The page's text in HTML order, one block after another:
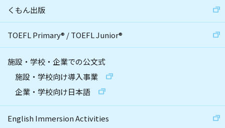
くもん出版
TOEFL Primary® /TOEFL Junior®
施設・学校・企業での公文式
施設・学校向け導入事業
企業・学校向け日本語
English Immersion Activities